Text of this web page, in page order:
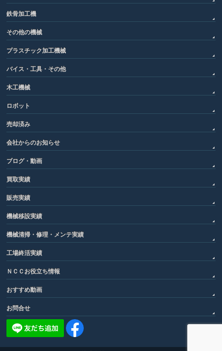
鉄骨加工機
その他の機械
プラスチック加工機械
バイス・工具・その他
木工機械
ロボット
売却済み
会社からのお知らせ
ブログ・動画
買取実績
販売実績
機械移設実績
機械清掃・修理・メンテ実績
工場終活実績
ＮＣＣお役立ち情報
おすすめ動画
お問合せ